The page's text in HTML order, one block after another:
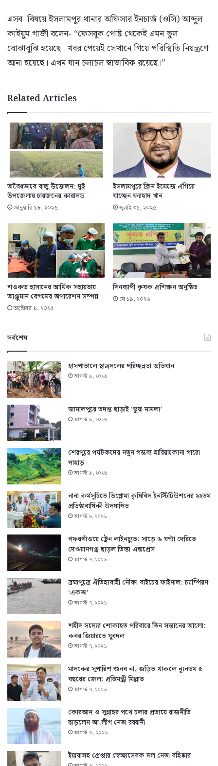
এসব বিষয়ে ইসলামপুর থানার অফিসার ইনচার্জ (ওসি) আব্দুল
কাইয়ুম গাজী বলেন- “ফেসবুক পোষ্ট থেকেই এমন ভুল
বোঝাবুঝি হয়েছে। খবর পেয়েই সেখানে গিয়ে পরিস্থিতি নিয়ন্ত্রণে
আনা হয়েছে। এখন যান চলাচল স্বাভাবিক রয়েছে।”
Related Articles
অবৈধভাবে বালু উত্তোলন: দুই
উপজেলায় চারজনের কারাদন্ড
জানুয়ারি ১৮, ২০২৬
ইসলামপুরে ক্লিন ইমেজে এগিয়ে
যাচ্ছেন ফরহাদ খান
জুলাই ৩১, ২০২৫
শওকত হাসানের আর্থিক সহায়তায়
আঞ্জুমান বেগমের অপারেশন সম্পন্ন
অক্টোবর ৯, ২০২৫
দিনব্যাপী কৃষক প্রশিক্ষন অনুষ্ঠিত
মে ১৯, ২০২৬
সর্বশেষ
হাসপাতালে ছাত্রদলের পরিচ্ছন্নতা অভিযান
আগস্ট ৯, ২০২৬
জামালপুরে তদন্ত ছাড়াই ‘ভুয়া মামলা’
আগস্ট ৯, ২০২৬
শেরপুরে পর্যটকদের নতুন গন্তব্য হারিয়াকোনা গারো
পাহাড়
আগস্ট ৯, ২০২৬
নানা কর্মসূচিতে ডিপ্লোমা কৃষিবিদ ইনস্টিটিউশনের ২২তম
প্রতিষ্ঠাবার্ষিকী উদযাপিত
আগস্ট ৮, ২০২৬
গফরগাঁওয়ে ট্রেন লাইনচ্যুত: সাড়ে ৬ ঘণ্টা দেরিতে
দেওয়ানগঞ্জ ছাড়ল তিস্তা এক্সপ্রেস
আগস্ট ৭, ২০২৬
ব্রহ্মপুত্রে ঐতিহ্যবাহী নৌকা বাইচের ফাইনাল: চ্যাম্পিয়ন
‘একতা’
আগস্ট ৭, ২০২৬
শহীদ সদ্যের শোকাহত পরিবারে তিন সন্তানের আলো:
কবর জিয়ারতে যুবদল
আগস্ট ৭, ২০২৬
মাদকের সুপারিশ শুনব না, জড়িত থাকলে ন্যূনতম ৫
বছরের জেল: প্রতিমন্ত্রী মিল্লাত
আগস্ট ৭, ২০২৬
কোরআন ও সুন্নাহর পথে চলার প্রত্যয়ে রাজনীতি
ছাড়লেন আ.লীগ নেতা রব্বানী
আগস্ট ৬, ২০২৬
ইয়াবাসহ গ্রেপ্তার স্বেচ্ছাসেবক দল নেতা বহিষ্কার